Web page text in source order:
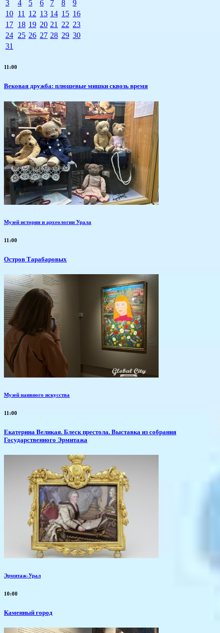
3 4 5 6 7 8
9
10 11 12 13 14 15 16
17 18 19 20 21 22 23
24 25 26 27 28 29 30
31
11:00
Вековая дружба: плюшевые мишки сквозь время
Музей истории и археологии Урала
11:00
Остров Тарабаровых
Музей наивного искусства
11:00
Екатерина Великая. Блеск престола. Выставка из собрания
Государственного Эрмитажа
Эрмитаж-Урал
10:00
Каменный город